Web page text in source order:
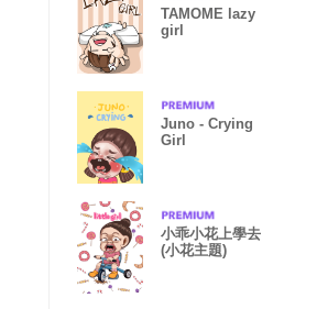
TAMOME lazy
girl
Juno - Crying
Girl
小乖小花上學去
(小花主題)